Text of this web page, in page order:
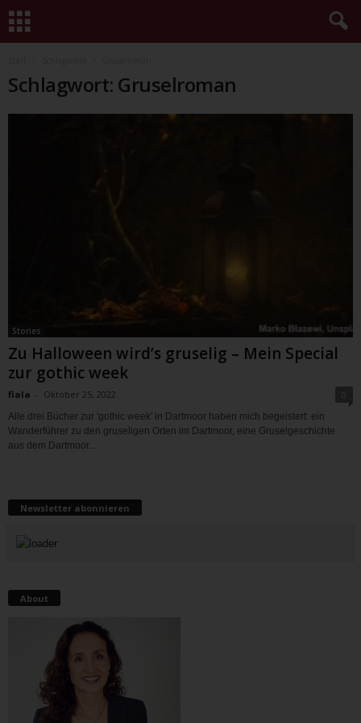
Schlagwort: Gruselroman
Stories
Zu Halloween wird’s gruselig – Mein Special
zur gothic week
fiala - Oktober 25, 2022
Alle drei Bücher zur 'gothic week' in Dartmoor haben mich begeistert: ein
Wanderführer zu den gruseligen Orten im Dartmoor, eine Gruselgeschichte
aus dem Dartmoor...
Newsletter abonnieren
About